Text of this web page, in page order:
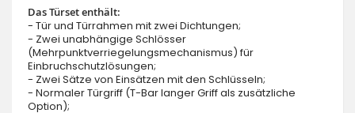
Das Türset enthält:
- Tür und Türrahmen mit zwei Dichtungen;
- Zwei unabhängige Schlösser
(Mehrpunktverriegelungsmechanismus) für
Einbruchschutzlösungen;
- Zwei Sätze von Einsätzen mit den Schlüsseln;
- Normaler Türgriff (T-Bar langer Griff als zusätzliche
Option);